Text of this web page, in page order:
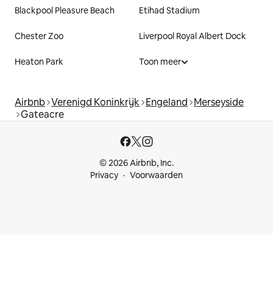
Blackpool Pleasure Beach Etihad Stadium
Chester Zoo Liverpool Royal Albert Dock
Heaton Park Toon meer
Airbnb Verenigd Koninkrijk Engeland Merseyside
Gateacre
© 2026 Airbnb, Inc.
Privacy
Voorwaarden